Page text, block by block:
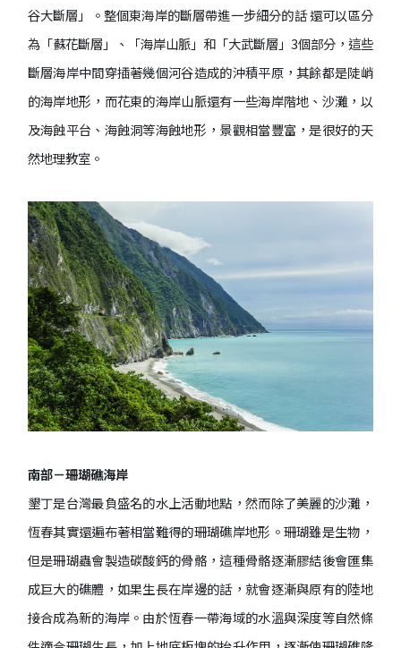
谷大斷層」。整個東海岸的斷層帶進一步細分的話 還可以區分
為「蘇花斷層」、「海岸山脈」和「大武斷層」3個部分，這些
斷層海岸中間穿插著幾個河谷造成的沖積平原，其餘都是陡峭
的海岸地形，而花東的海岸山脈還有一些海岸階地、沙灘，以
及海蝕平台、海蝕洞等海蝕地形，景觀相當豐富，是很好的天
然地理教室。
南部－珊瑚礁海岸
墾丁是台灣最負盛名的水上活動地點，然而除了美麗的沙灘，
恆春其實還遍布著相當難得的珊瑚礁岸地形。珊瑚雖是生物，
但是珊瑚蟲會製造碳酸鈣的骨骼，這種骨骼逐漸膠結後會匯集
成巨大的礁體，如果生長在岸邊的話，就會逐漸與原有的陸地
接合成為新的海岸。由於恆春一帶海域的水溫與深度等自然條